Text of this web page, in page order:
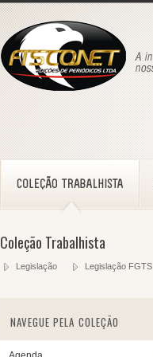
Coleção Trabalhista
Legislação Legislação FGTS
NAVEGUE PELA COLEÇÃO